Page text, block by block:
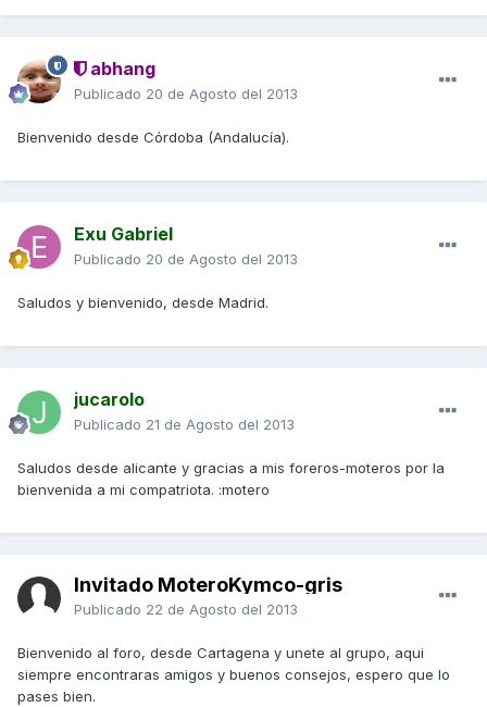
abhang
Publicado 20 de Agosto del 2013
Bienvenido desde Córdoba (Andalucía).
Exu Gabriel
Publicado 20 de Agosto del 2013
Saludos y bienvenido, desde Madrid.
jucarolo
Publicado 21 de Agosto del 2013
Saludos desde alicante y gracias a mis foreros-moteros por la
bienvenida a mi compatriota. :motero
Invitado MoteroKymco-gris
Publicado 22 de Agosto del 2013
Bienvenido al foro, desde Cartagena y unete al grupo, aqui
siempre encontraras amigos y buenos consejos, espero que lo
pases bien.